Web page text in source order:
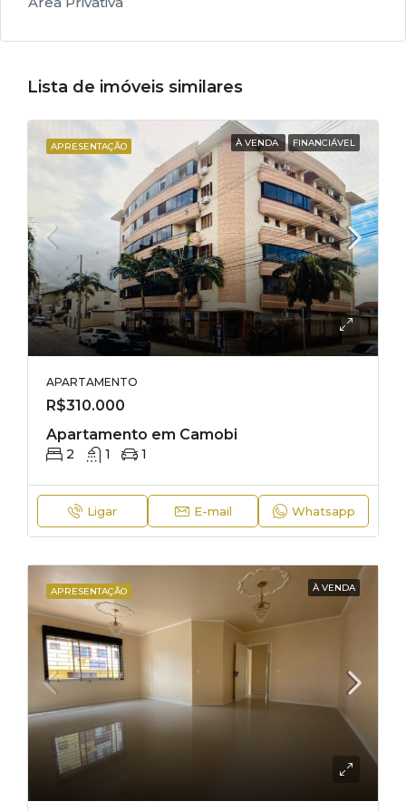
Lista de imóveis similares
APRESENTAÇÃO À VENDA FINANCIÁVEL
APARTAMENTO
R$310.000
Apartamento em Camobi
2 1 1
Ligar E-mail Whatsapp
APRESENTAÇÃO À VENDA